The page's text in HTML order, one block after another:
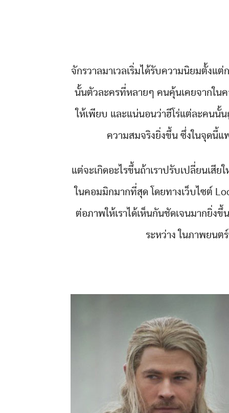
จักรวาลมาเวลเริ่มได้รับความนิยมตั้งแ
นั้นตัวละครที่หลายๆ คนคุ้นเคยจากใน
ให้เพียบ และแน่นอนว่าฮีโร่แต่ละคนนั้
ความสมจริงยิ่งขึ้น ซึ่งในจุดนี้แ
แต่จะเกิดอะไรขึ้นถ้าเราปรับเปลี่ยนเสี
ในคอมมิกมากที่สุด โดยทางเว็บไซต์
ต่อภาพให้เราได้เห็นกันชัดเจนมากยิ่ง
ระหว่าง ในภาพยนต